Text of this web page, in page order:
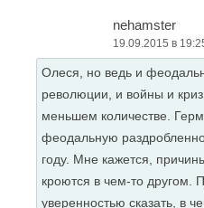
nehamster
19.09.2015 в
Олеся, но ведь и
революции, и войны и
меньшем количестве.
феодальную
году. Мне кажется,
кроются в чем-то другом.
уверенностью сказать, в